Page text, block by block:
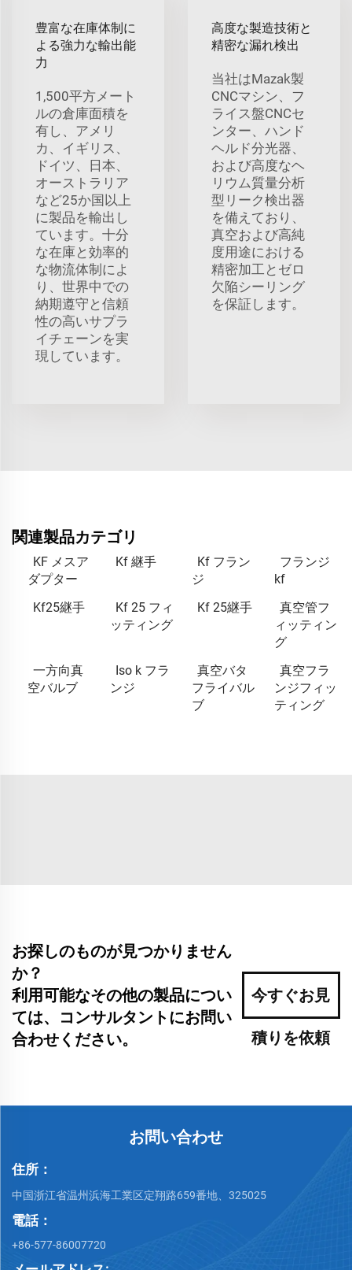
豊富な在庫体制に
よる強力な輸出能
力
1,500平方メート
ルの倉庫面積を
有し、アメリ
カ、イギリス、
ドイツ、日本、
オーストラリア
など25か国以上
に製品を輸出し
ています。十分
な在庫と効率的
な物流体制によ
り、世界中での
納期遵守と信頼
性の高いサプラ
イチェーンを実
現しています。
高度な製造技術と
精密な漏れ検出
当社はMazak製
CNCマシン、フ
ライス盤CNCセ
ンター、ハンド
ヘルド分光器、
および高度なヘ
リウム質量分析
型リーク検出器
を備えており、
真空および高純
度用途における
精密加工とゼロ
欠陥シーリング
を保証します。
関連製品カテゴリ
KF メスア
ダプター
Kf 継手
Kf フラン
ジ
フランジ
kf
Kf25継手
Kf 25 フィ
ッティング
Kf 25継手
真空管フ
ィッティン
グ
一方向真
空バルブ
Iso k フラ
ンジ
真空バタ
フライバル
ブ
真空フラ
ンジフィッ
ティング
お探しのものが見つかりません
か？
利用可能なその他の製品につい
ては、コンサルタントにお問い
合わせください。
今すぐお見
積りを依頼
お問い合わせ
住所：
中国浙江省温州浜海工業区定翔路659番地、325025
電話：
+86-577-86007720